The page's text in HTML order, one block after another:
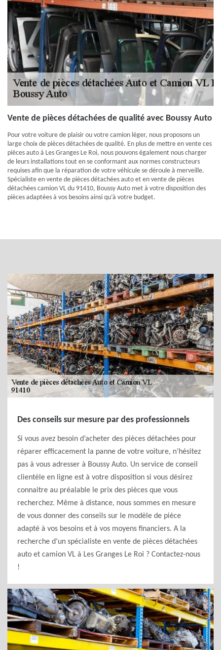
Vente de pièces détachées de qualité avec Boussy Auto
Pour votre voiture de plaisir ou votre camion léger, nous proposons un
large choix de pièces détachées de qualité. En plus de mettre en vente ces
pièces auto à Les Granges Le Roi, nous pouvons également nous charger
de leurs installations tout en se conformant aux normes constructeurs
requises afin que la réparation de votre véhicule se déroule à merveille.
Spécialiste en vente de pièces détachées auto et en vente de pièces
détachées camion VL du 91410, Boussy Auto met à votre disposition des
pièces adaptées à vos besoins ainsi qu’à votre budget.
Des conseils sur mesure par des professionnels
Si vous avez besoin d’acheter des pièces détachées pour
réparer efficacement la panne de votre voiture, n’hésitez
pas à vous adresser à Boussy Auto. Un service de conseil
clientèle en ligne est à votre disposition si vous désirez
connaitre au préalable le prix des pièces que vous
recherchez. Même à distance, nous sommes en mesure
de vous donner des conseils sur le modèle de pièce
adapté à vos besoins et à vos moyens financiers. A la
recherche d’un spécialiste en vente de pièces détachées
auto et camion VL à Les Granges Le Roi ? Contactez-nous
!